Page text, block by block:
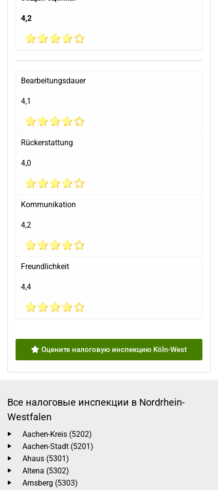
4,2
Bearbeitungsdauer
4,1
Rückerstattung
4,0
Kommunikation
4,2
Freundlichkeit
4,4
Оцените налоговую инспекцию Köln-West
Все налоговые инспекции в Nordrhein-
Westfalen
Aachen-Kreis (5202)
Aachen-Stadt (5201)
Ahaus (5301)
Altena (5302)
Arnsberg (5303)